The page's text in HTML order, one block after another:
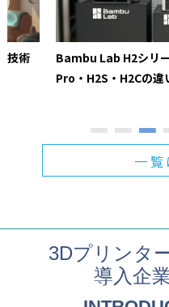
技術
Bambu Lab H2シリ
Pro・H2S・H2Cの違
一覧
3Dプリンタ
導入企